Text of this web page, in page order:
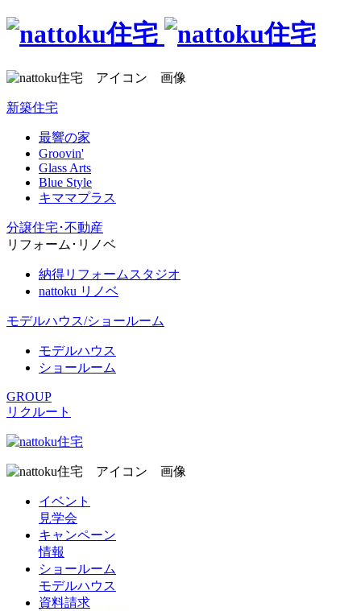
新築住宅
最響の家
Groovin'
Glass Arts
Blue Style
キママプラス
分譲住宅･不動産
リフォーム･リノベ
納得リフォームスタジオ
nattoku リノベ
モデルハウス/ショールーム
モデルハウス
ショールーム
GROUP
リクルート
イベント
見学会
キャンペーン
情報
ショールーム
モデルハウス
資料請求